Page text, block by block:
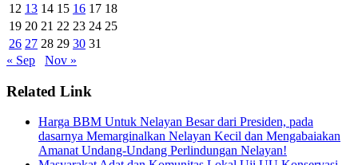
12 13 14 15 16 17 18
19 20 21 22 23 24 25
26 27 28 29 30 31
« Sep
Nov »
Related Link
Harga BBM Untuk Nelayan Besar dari Presiden, pada
dasarnya Memarginalkan Nelayan Kecil dan Mengabaiakan
Amanat Undang-Undang Perlindungan Nelayan!